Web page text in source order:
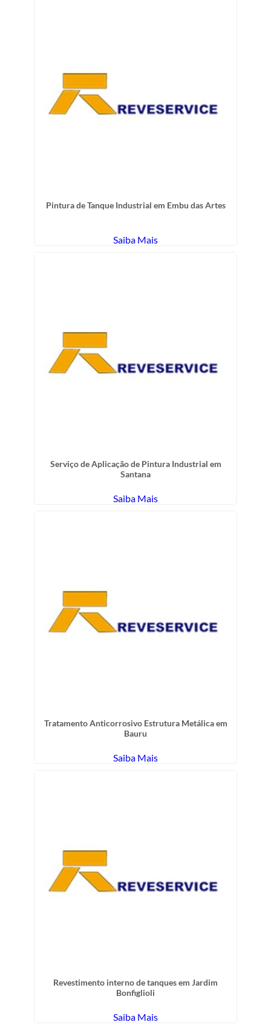
Pintura de Tanque Industrial em Embu das Artes
Saiba Mais
Serviço de Aplicação de Pintura Industrial em
Santana
Saiba Mais
Tratamento Anticorrosivo Estrutura Metálica em
Bauru
Saiba Mais
Revestimento interno de tanques em Jardim
Bonfiglioli
Saiba Mais